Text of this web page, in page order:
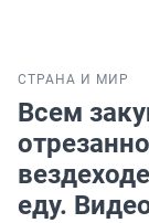
СТРАНА И МИР
Всем
еду.